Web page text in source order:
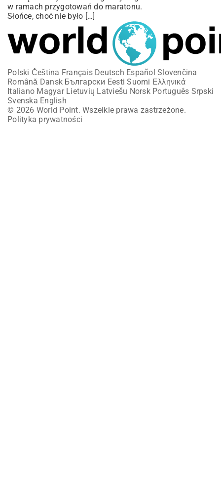
w ramach przygotowań do maratonu.
Słońce, choć nie było […]
Polski Čeština Français Deutsch Español Slovenčina
Română Dansk Български Eesti Suomi Ελληνικά
Italiano Magyar Lietuvių Latviešu Norsk Português Srpski
Svenska English
© 2026 World Point. Wszelkie prawa zastrzeżone.
Polityka prywatności